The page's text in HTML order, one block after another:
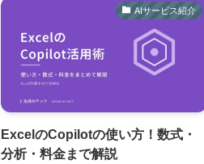
AIサービス紹介
ExcelのCopilotの使い方！数式・
分析・料金まで解説